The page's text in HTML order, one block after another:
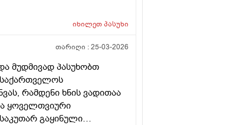
იხილეთპასუხი
თარიღი :25-03-2026
მუდმივად პასუხობთ
რამდენი ხნის ვადითაა
ყოველთვიური
გაყინული